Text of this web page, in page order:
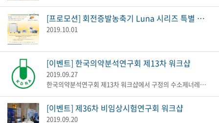
[프로모션] 회전증발농축기 Luna 시리즈 특별 할인 적용 안내
2019.10.01
[이벤트] 한국의약분석연구회 제13차 워크샵
2019.09.27
한국의약분석연구회 제13차 워크샵에서 구정의 수소제너레이터와 마이크로 원심분리기를 직접 볼 수 있는 기회가 있습니다. 직접 시연...
[이벤트] 제36차 비임상시험연구회 워크샵
2019.09.20